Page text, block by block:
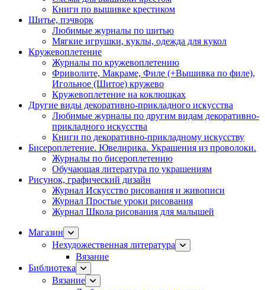
Книги по вышивке крестиком
Шитье, пэчворк
Любимые журналы по шитью
Мягкие игрушки, куклы, одежда для кукол
Кружевоплетение
Журналы по кружевоплетению
Фриволите, Макраме, Филе (+Вышивка по филе),
Игольное (Шитое) кружево
Кружевоплетение на коклюшках
Другие виды декоративно-прикладного искусства
Любимые журналы по другим видам декоративно-
прикладного искусства
Книги по декоративно-прикладному искусству
Бисероплетение. Ювелирика. Украшения из проволоки.
Журналы по бисероплетению
Обучающая литература по украшениям
Рисунок, графический дизайн
Журнал Искусство рисования и живописи
Журнал Простые уроки рисования
Журнал Школа рисования для малышей
Магазин
Нехудожественная литература
Вязание
Библиотека
Вязание